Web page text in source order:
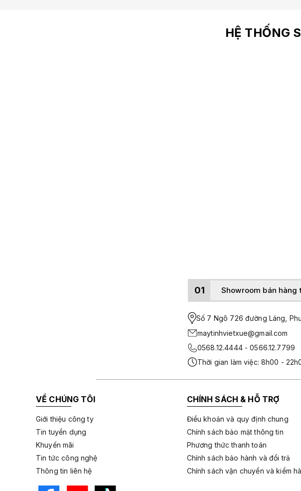
HỆ THỐNG
01 Showroom bán hàng
Số 7 Ngõ 726 đường Láng,
maytinhvietxue@gmail.com
0568.12.4444 - 0566.12.7799
Thời gian làm việc: 8h00 -
VỀ CHÚNG TÔI
Giới thiệu công ty
Tin tuyển dụng
Khuyến mãi
Tin tức công nghệ
Thông tin liên hệ
CHÍNH SÁCH & HỖ TRỢ
Điều khoản và quy định chung
Chính sách bảo mật thông tin
Phương thức thanh toán
Chính sách bảo hành và đổi trả
Chính sách vận chuyển và kiểm